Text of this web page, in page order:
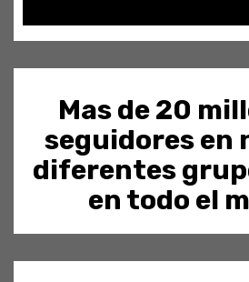
Mas de 20
seguidores en
diferentes
en todo el